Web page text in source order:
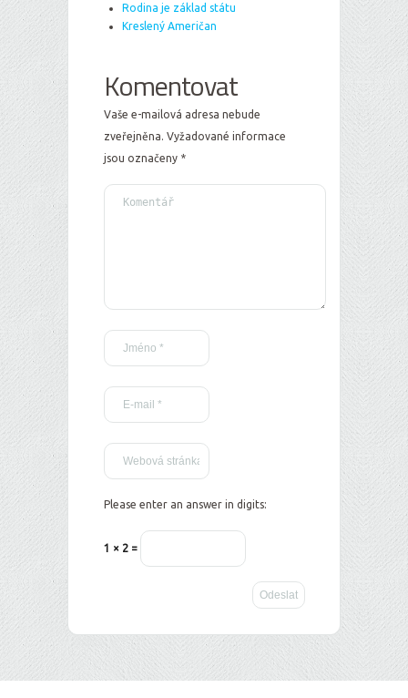
Rodina je základ státu
Kreslený Američan
Komentovat
Vaše e-mailová adresa nebude
zveřejněna. Vyžadované informace
jsou označeny *
Please enter an answer in digits:
1 × 2 =